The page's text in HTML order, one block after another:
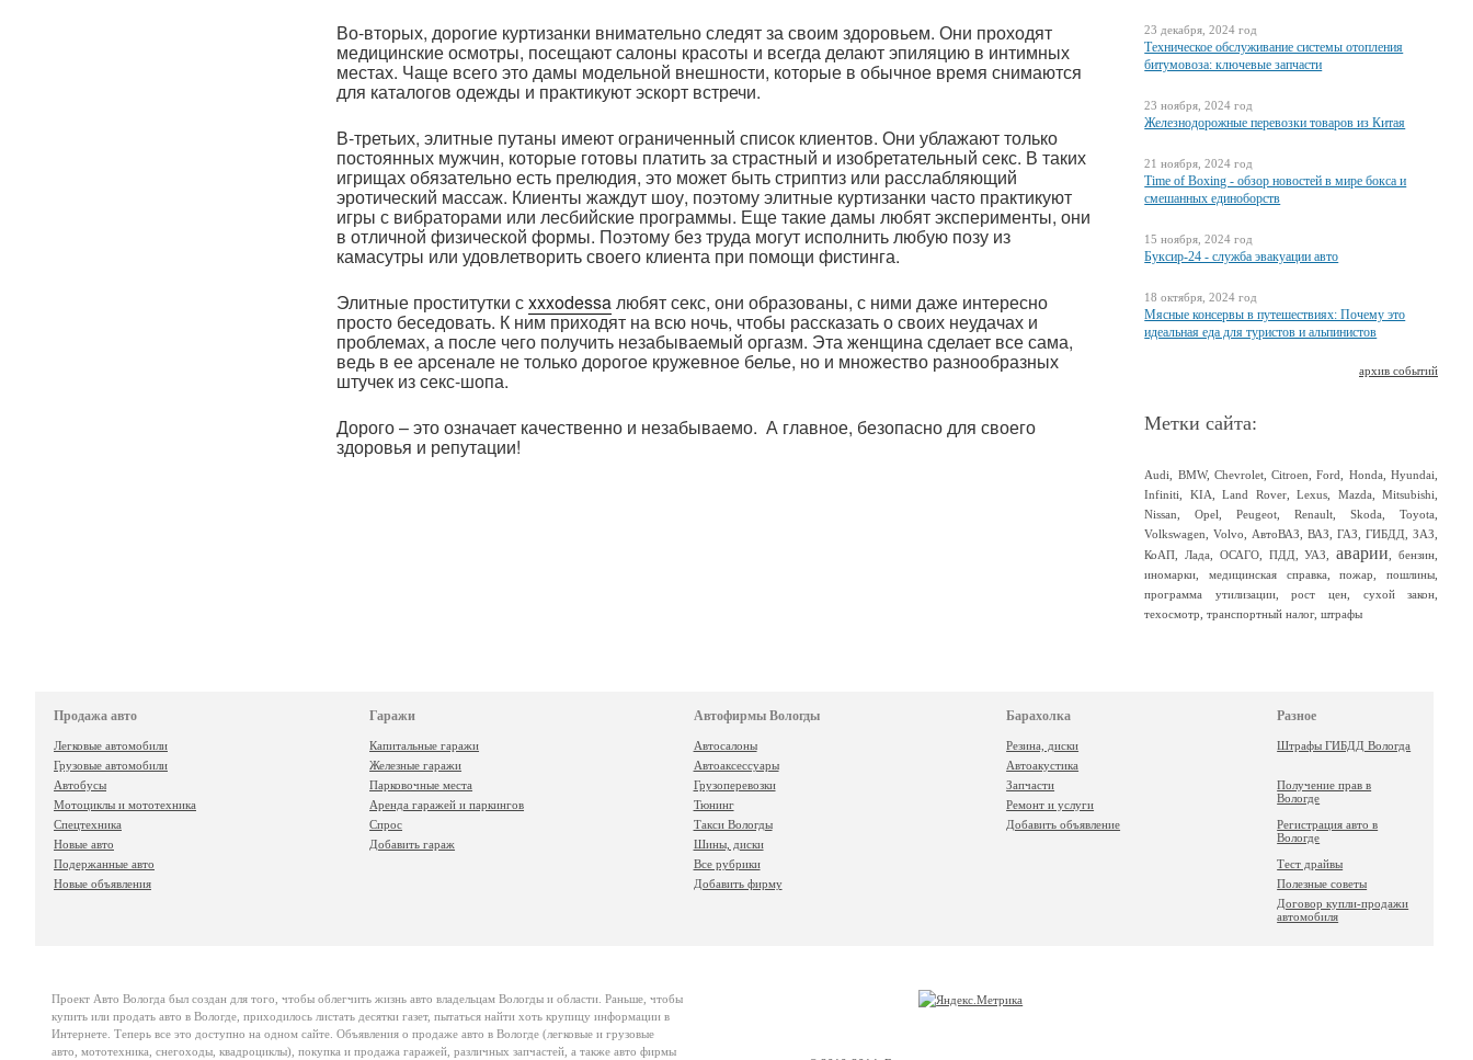
Во-вторых, дорогие куртизанки внимательно следят за своим здоровьем. Они проходят
медицинские осмотры, посещают салоны красоты и всегда делают эпиляцию в интимных
местах. Чаще всего это дамы модельной внешности, которые в обычное время снимаются
для каталогов одежды и практикуют эскорт встречи.
В-третьих, элитные путаны имеют ограниченный список клиентов. Они ублажают только
постоянных мужчин, которые готовы платить за страстный и изобретательный секс. В таких
игрищах обязательно есть прелюдия, это может быть стриптиз или расслабляющий
эротический массаж. Клиенты жаждут шоу, поэтому элитные куртизанки часто практикуют
игры с вибраторами или лесбийские программы. Еще такие дамы любят эксперименты, они
в отличной физической формы. Поэтому без труда могут исполнить любую позу из
камасутры или удовлетворить своего клиента при помощи фистинга.
Элитные проститутки сxxxodessaлюбят секс, они образованы, с ними даже интересно
просто беседовать. К ним приходят на всю ночь, чтобы рассказать о своих неудачах и
проблемах, а после чего получить незабываемый оргазм. Эта женщина сделает все сама,
ведь в ее арсенале не только дорогое кружевное белье, но и множество разнообразных
штучек из секс-шопа.
Дорого – это означает качественно и незабываемо. А главное, безопасно для своего
здоровья и репутации!
23 декабря, 2024 год
Техническое обслуживание системы отопления
битумовоза: ключевые запчасти
23 ноября, 2024 год
Железнодорожные перевозки товаров из Китая
21 ноября, 2024 год
Time of Boxing - обзор новостей в мире бокса и
смешанных единоборств
15 ноября, 2024 год
Буксир-24 - служба эвакуации авто
18 октября, 2024 год
Мясные консервы в путешествиях: Почему это
идеальная еда для туристов и альпинистов
архив событий
Метки сайта:
Audi BMW, Chevrolet,Citroen ,Ford Honda ,Hyundai
Infiniti
KIA ,Land Rover,Lexus Mazda ,Mitsubishi
Nissan
,Opel ,Peugeot ,Renault ,Skoda ,Toyota
Volkswagen
,Volvo АвтоВАЗ ,ВАЗ ,ГАЗ ,ГИБДД ,ЗАЗ
КоАП ,Лада ОСАГО, ПДД ,УАЗ ,аварии ,бензин
иномарки
медицинская справка ,пожар пошлины
программа утилизации,рост цен, сухой закон
техосмотр ,транспортный налог,штрафы
Продажа авто
Легковые автомобили
Грузовые автомобили
Автобусы
Мотоциклы и мототехника
Спецтехника
Новые авто
Подержанные авто
Новые объявления
Гаражи
Капитальные гаражи
Железные гаражи
Парковочные места
Аренда гаражей и паркингов
Спрос
Добавить гараж
Автофирмы Вологды
Автосалоны
Автоаксессуары
Грузоперевозки
Тюнинг
Такси Вологды
Шины, диски
Все рубрики
Добавить фирму
Барахолка
Резина, диски
Автоакустика
Запчасти
Ремонт и услуги
Добавить объявление
Разное
Штрафы ГИБДД Вологда
Получение прав в
Вологде
Регистрация авто в
Вологде
Тест драйвы
Полезные советы
Договор купли-продажи
автомобиля
Проект Авто Вологда был создан для того, чтобы облегчить жизнь авто владельцам Вологды и области. Раньше, чтобы
купить или продать авто в Вологде, приходилось листать десятки газет, пытаться найти хоть крупицу информации в
Интернете. Теперь все это доступно на одном сайте. Объявления о продаже авто в Вологде (легковые и грузовые
авто, мототехника, снегоходы, квадроциклы), покупка и продажа гаражей, различных запчастей, а также авто фирмы